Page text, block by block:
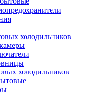
холодильников
холодильников